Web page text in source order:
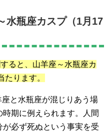
水瓶座カスプ（1月17
ると、山羊座～水瓶座カ
たります。
と水瓶座が混じりあう場
期に例えられます。人間
必ず死ぬという事実を受